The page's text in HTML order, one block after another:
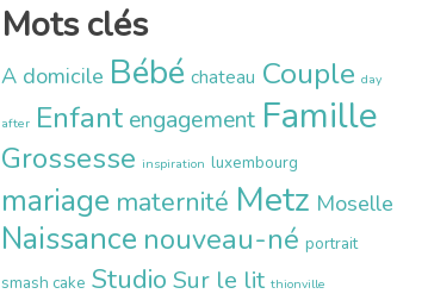
Mots clés
A domicile Bébé chateau Couple day
after Enfant engagement Famille
Grossesse inspiration luxembourg
mariage maternité Metz Moselle
Naissance nouveau-né portrait
smash cake Studio Sur le lit thionville